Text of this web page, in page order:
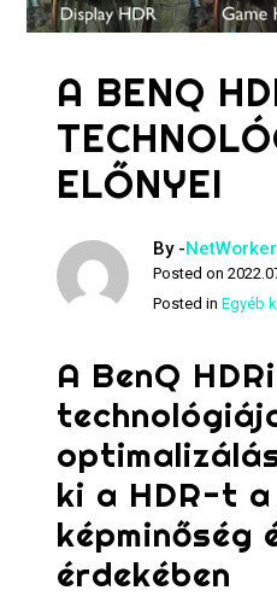
A BENQ
ELŐNYEI
By -NetWorker
Posted on
Posted inEgyéb
A BenQ
ki a HDR-t
képminőség
érdekében